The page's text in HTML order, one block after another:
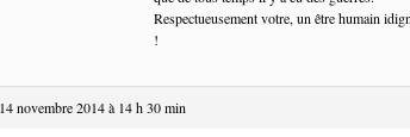
Respectueusement votre, un être humain
!
14 novembre 2014 à 14 h 30 min